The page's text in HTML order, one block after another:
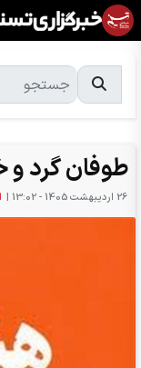
‌طوفان گرد و
26 ارديبهشت 1405 - 13:02 |